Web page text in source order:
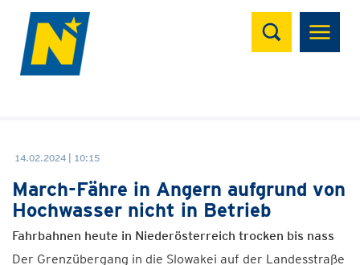
Suchen
14.02.2024 | 10:15
March-Fähre in Angern aufgrund von
Hochwasser nicht in Betrieb
Fahrbahnen heute in Niederösterreich trocken bis nass
Der Grenzübergang in die Slowakei auf der Landesstraße